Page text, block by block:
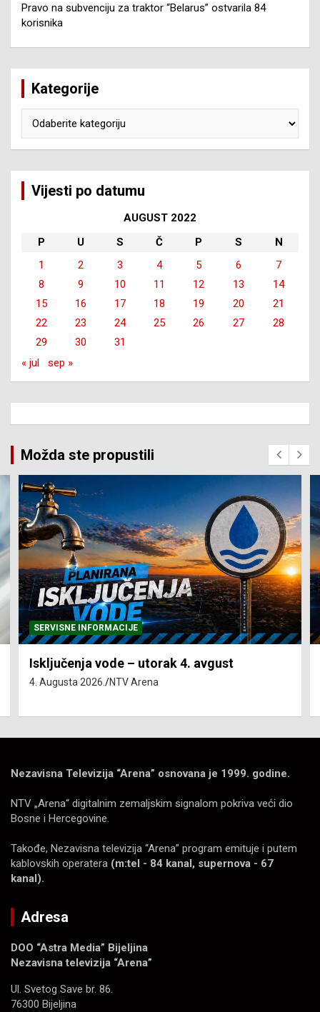
Pravo na subvenciju za traktor “Belarus” ostvarila 84
korisnika
Kategorije
Vijesti po datumu
AUGUST 2022
P
U S Č P S
N
1
2 3 4 5 6
7
8
9 10 11 12 13
14
15
16 17 18 19 20
21
22
23 24 25 26 27
28
29
30
31
« jul
sep »
Možda ste propustili
SERVISNE INFORMACIJE
Isključenja vode – utorak 4. avgust
4. Augusta 2026. NTV Arena
Nezavisna Televizija “Arena” osnovana je 1999. godine.
NTV „Arena“ digitalnim zemaljskim signalom pokriva veći dio
Bosne i Hercegovine.
Takođe, Nezavisna televizija “Arena” program emituje i putem
kablovskih operatera (m:tel - 84 kanal, supernova - 67
kanal).
Adresa
DOO “Astra Media” Bijeljina
Nezavisna televizija “Arena”
Ul. Svetog Save br. 86.
76300 Bijeljina